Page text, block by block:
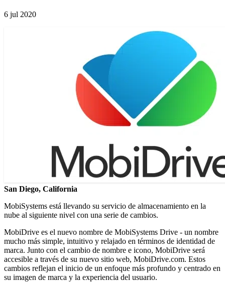
6 jul 2020
San Diego, California
MobiSystems está llevando su servicio de almacenamiento en la
nube al siguiente nivel con una serie de cambios.
MobiDrive es el nuevo nombre de MobiSystems Drive - un nombre
mucho más simple, intuitivo y relajado en términos de identidad de
marca. Junto con el cambio de nombre e icono, MobiDrive será
accesible a través de su nuevo sitio web, MobiDrive.com. Estos
cambios reflejan el inicio de un enfoque más profundo y centrado en
su imagen de marca y la experiencia del usuario.